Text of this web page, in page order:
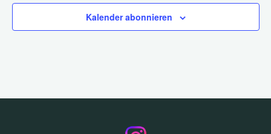
Kalender abonnieren